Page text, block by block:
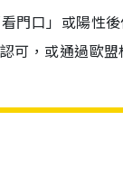
門口」或陽性
可，或通過歐盟